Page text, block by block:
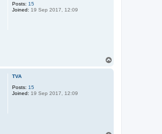
Posts: 15
Joined: 19 Sep 2017, 12:09
TVA
Posts: 15
Joined: 19 Sep 2017, 12:09